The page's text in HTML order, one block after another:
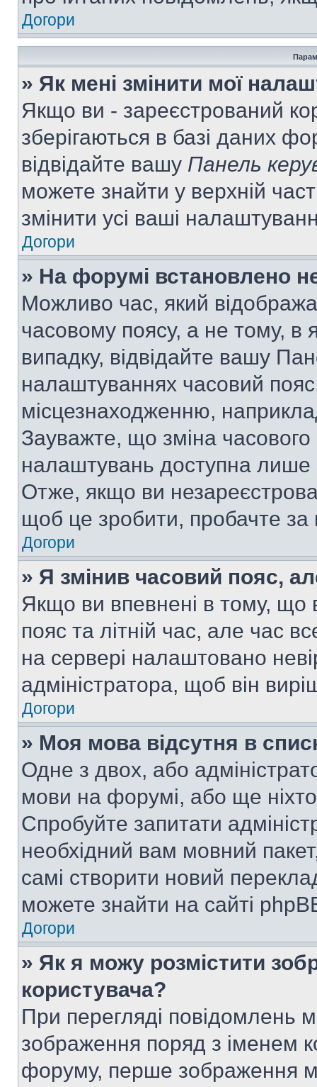
Догори
» Як мені змінити мої
Якщо ви - зареєстрований
зберігаються в базі даних
відвідайте вашу Панель
можете знайти у верхній
змінити усі ваші
Догори
» На форумі встановлено
Можливо час, який
часовому поясу, а не тому, в
випадку, відвідайте вашу
налаштуваннях часовий
місцезнаходженню,
Зауважте, що зміна часового
налаштувань доступна лише
Отже, якщо ви
щоб це зробити, пробачте за
Догори
» Я змінив часовий пояс,
Якщо ви впевнені в тому, що
пояс та літній час, але час
на сервері налаштовано
адміністратора, щоб він
Догори
» Моя мова відсутня в
Одне з двох, або
мови на форумі, або ще
Спробуйте запитати
необхідний вам мовний
самі створити новий
можете знайти на сайті
Догори
» Як я можу розмістити
користувача?
При перегляді повідомлень
зображення поряд з іменем
форуму, перше зображення